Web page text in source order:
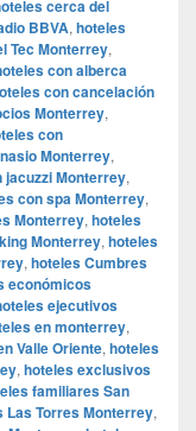
cerca del
BBVA, hoteles
Tec Monterrey,
con alberca
con cancelación
Monterrey,
con
Monterrey,
jacuzzi Monterrey,
con spa Monterrey,
Monterrey, hoteles
Monterrey, hoteles
, hoteles Cumbres
económicos
ejecutivos
en monterrey,
Valle Oriente, hoteles
, hoteles exclusivos
familiares San
Las Torres Monterrey,